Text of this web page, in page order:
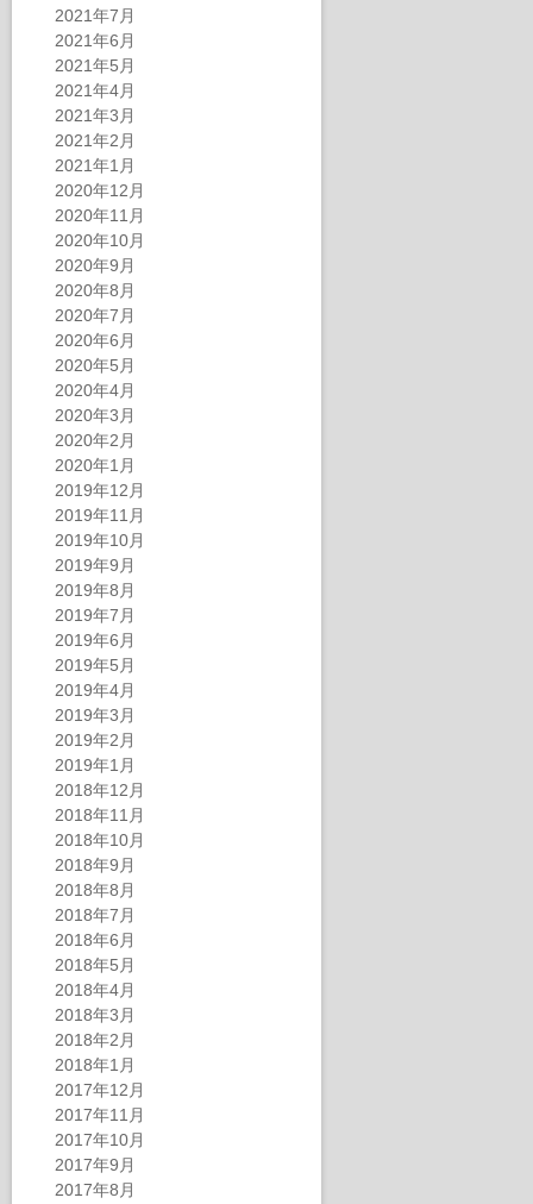
2021年7月
2021年6月
2021年5月
2021年4月
2021年3月
2021年2月
2021年1月
2020年12月
2020年11月
2020年10月
2020年9月
2020年8月
2020年7月
2020年6月
2020年5月
2020年4月
2020年3月
2020年2月
2020年1月
2019年12月
2019年11月
2019年10月
2019年9月
2019年8月
2019年7月
2019年6月
2019年5月
2019年4月
2019年3月
2019年2月
2019年1月
2018年12月
2018年11月
2018年10月
2018年9月
2018年8月
2018年7月
2018年6月
2018年5月
2018年4月
2018年3月
2018年2月
2018年1月
2017年12月
2017年11月
2017年10月
2017年9月
2017年8月